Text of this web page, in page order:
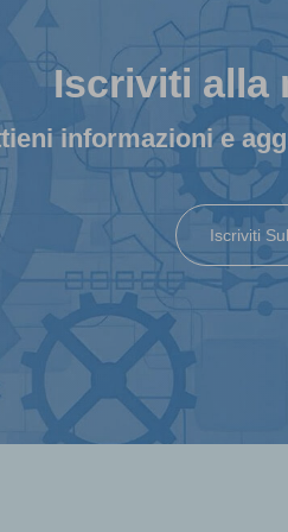
Iscriviti alla
informazioni e
Iscriviti